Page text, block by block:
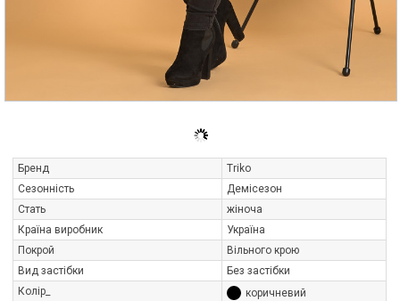
Бренд
Triko
Сезонність
Демісезон
Стать
жіноча
Країна виробник
Україна
Покрой
Вільного крою
Вид застібки
Без застібки
Колір_
коричневий